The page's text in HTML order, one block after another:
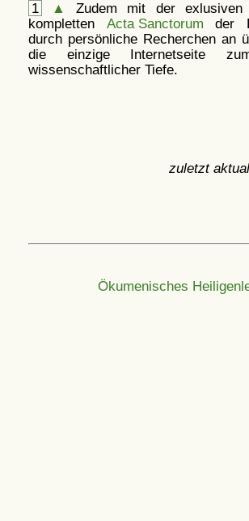
1 ▲
Zudem mit der exlusiven
kompletten Acta Sanctorum der
durch persönliche Recherchen an
die einzige Internetseite
wissenschaftlicher Tiefe.
zuletzt
Ökumenisches